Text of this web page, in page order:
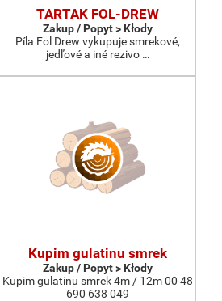
TARTAK FOL-DREW
Zakup / Popyt > Kłody
Píla Fol Drew vykupuje smrekové,
jedľové a iné rezivo …
Kupim gulatinu smrek
Zakup / Popyt > Kłody
Kupim gulatinu smrek 4m / 12m 00 48
690 638 049